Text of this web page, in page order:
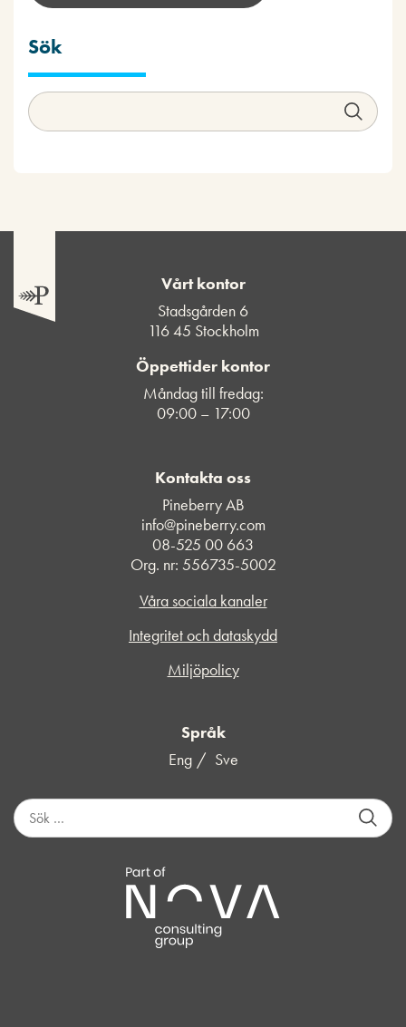
Sök
Vårt kontor
Stadsgården 6
116 45 Stockholm
Öppettider kontor
Måndag till fredag:
09:00 – 17:00
Kontakta oss
Pineberry AB
info@pineberry.com
08-525 00 663
Org. nr: 556735-5002
Våra sociala kanaler
Integritet och dataskydd
Miljöpolicy
Språk
Eng
Sve
S
ö
k